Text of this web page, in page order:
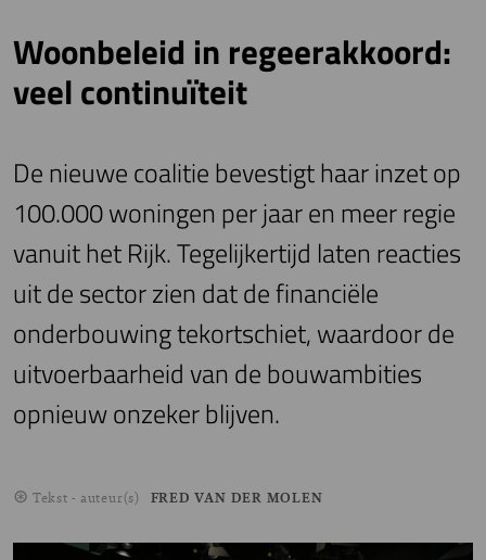
Woonbeleid in regeerakkoord:
veel continuïteit
De nieuwe coalitie bevestigt haar inzet op
100.000 woningen per jaar en meer regie
vanuit het Rijk. Tegelijkertijd laten reacties
uit de sector zien dat de financiële
onderbouwing tekortschiet, waardoor de
uitvoerbaarheid van de bouwambities
opnieuw onzeker blijven.
Tekst - auteur(s) FRED VAN DER MOLEN